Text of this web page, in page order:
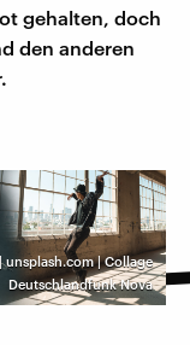
gehalten, doch
den anderen
unsplash.com | Collage
Deutschlandfunk Nova